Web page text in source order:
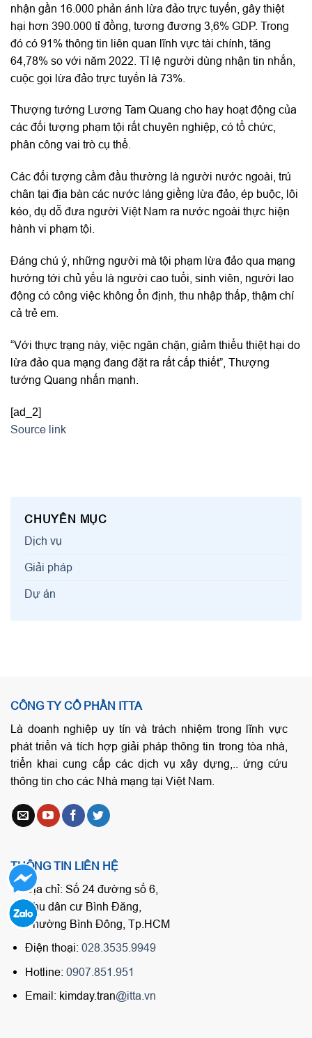
nhận gần 16.000 phản ánh lừa đảo trực tuyến, gây thiệt
hại hơn 390.000 tỉ đồng, tương đương 3,6% GDP. Trong
đó có 91% thông tin liên quan lĩnh vực tài chính, tăng
64,78% so với năm 2022. Tỉ lệ người dùng nhận tin nhắn,
cuộc gọi lừa đảo trực tuyến là 73%.
Thượng tướng Lương Tam Quang cho hay hoạt động của
các đối tượng phạm tội rất chuyên nghiệp, có tổ chức,
phân công vai trò cụ thể.
Các đối tượng cầm đầu thường là người nước ngoài, trú
chân tại địa bàn các nước láng giềng lừa đảo, ép buộc, lôi
kéo, dụ dỗ đưa người Việt Nam ra nước ngoài thực hiện
hành vi phạm tội.
Đáng chú ý, những người mà tội phạm lừa đảo qua mạng
hướng tới chủ yếu là người cao tuổi, sinh viên, người lao
động có công việc không ổn định, thu nhập thấp, thậm chí
cả trẻ em.
“Với thực trạng này, việc ngăn chặn, giảm thiểu thiệt hại do
lừa đảo qua mạng đang đặt ra rất cấp thiết”, Thượng
tướng Quang nhấn mạnh.
[ad_2]
Source link
CHUYÊN MỤC
Dịch vụ
Giải pháp
Dự án
CÔNG TY CỔ PHẦN ITTA
Là doanh nghiệp uy tín và trách nhiệm trong lĩnh vực
phát triển và tích hợp giải pháp thông tin trong tòa nhà,
triển khai cung cấp các dịch vụ xây dựng,.. ứng cứu
thông tin cho các Nhà mạng tại Việt Nam.
THÔNG TIN LIÊN HỆ
Địa chỉ: Số 24 đường số 6,
Khu dân cư Bình Đăng,
Phường Bình Đông, Tp.HCM
Điện thoại: 028.3535.9949
Hotline: 0907.851.951
Email: kimday.tran@itta.vn